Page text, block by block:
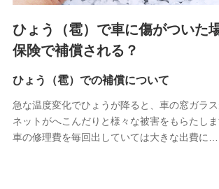
4.家族・友達紹介にて取得した個人情報
被紹介者への連絡、及び当社と取引のあるも
けている保険会社・提携会社の保険その他
供し、金融商品等の契約を勧奨するため
アンケートやキャンペーン等の実施のため
上記に係る連絡・手続き・管理等付帯業務を
5.通話録音にて取得する情報
ひょう（雹）で車に傷がついた
保険で補償される？
ひょう（雹）での補償について
急な温度変化でひょうが降ると、車の窓ガラ
ネットがへこんだりと様々な被害をもらたしま
車の修理費を毎回出していては大きな出費に…